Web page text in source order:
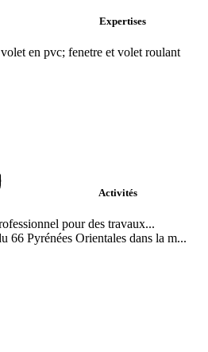
Expertises
en pvc; fenetre et volet roulant
Activités
pour des travaux...
66 Pyrénées Orientales dans la m...